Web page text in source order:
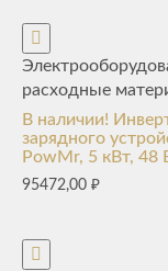
расходные
В наличии!
зарядного
PowMr, 5 кВт, 48
95472,00 ₽